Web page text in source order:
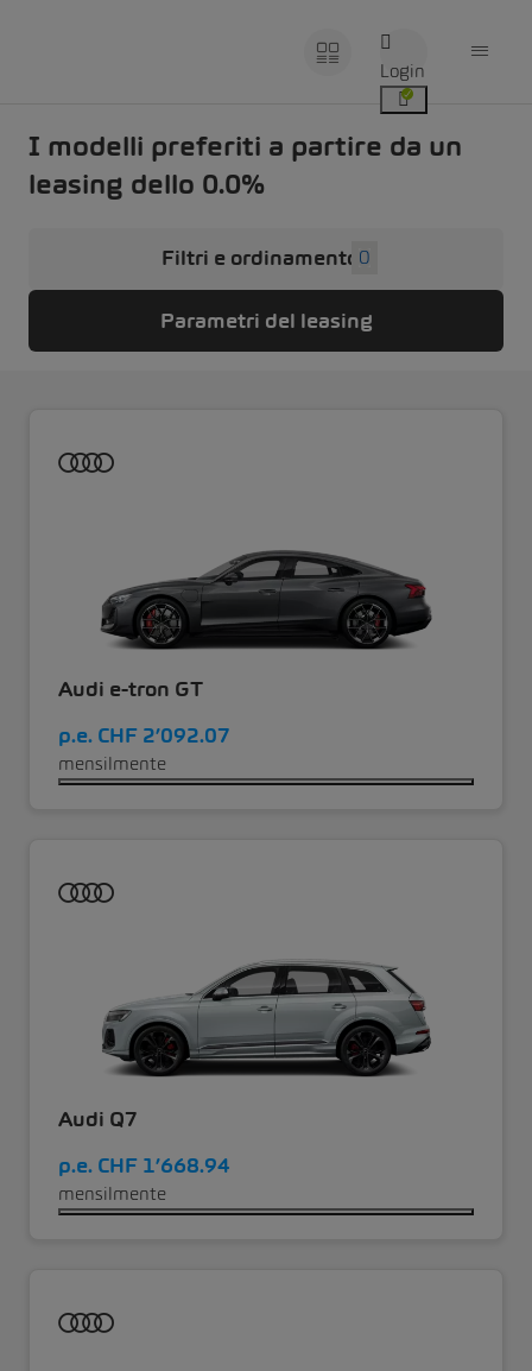
Login
I modelli preferiti a partire da un
leasing dello 0.0%
Filtri e ordinamento 0
Parametri del leasing
Audi e-tron GT
p.e. CHF 2’092.07
mensilmente
Audi Q7
p.e. CHF 1’668.94
mensilmente